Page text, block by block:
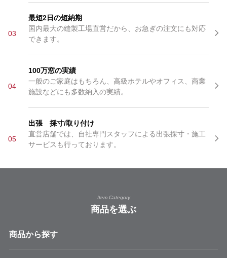
03
最短2日の短納期
国内最大の縫製工場直営だから、お急ぎの注文にも対応
できます。
04
100万窓の実績
一般のご家庭はもちろん、高級ホテルやオフィス、商業
施設などにも多数納入の実績。
05
出張 採寸/取り付け
直営店舗では、自社専門スタッフによる出張採寸・施工
サービスも行っております。
Item Category
商品を選ぶ
商品から探す